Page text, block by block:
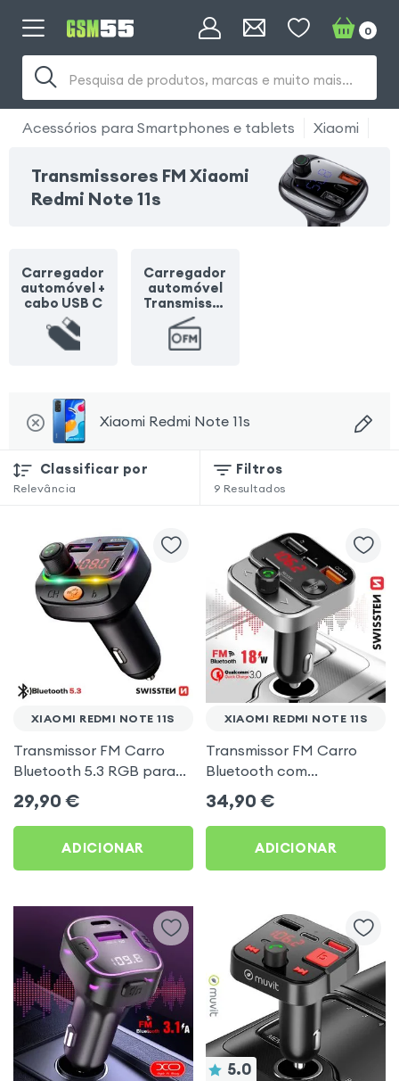
Pesquisa de produtos, marcas e muito mais...
0
Acessórios para Smartphones e tablets Xiaomi
Transmissores FM Xiaomi
Redmi Note 11s
Carregador
automóvel +
cabo USB C
Carregador
automóvel
Transmissor
FM
Xiaomi Redmi Note 11s
Classificar por
Relevância
Filtros
9 Resultados
XIAOMI REDMI NOTE 11S
Transmissor FM Carro
Bluetooth 5.3 RGB para
Xiaomi Redmi Note 11s
29,90 €
ADICIONAR
XIAOMI REDMI NOTE 11S
Transmissor FM Carro
Bluetooth com
carregamento duplo de
música USB Preto
34,90 €
ADICIONAR
5.0